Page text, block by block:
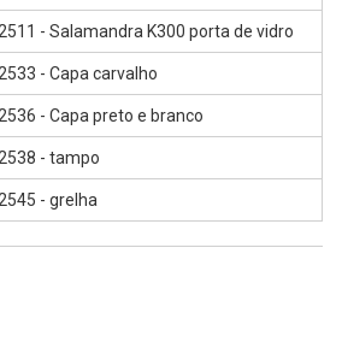
- Salamandra K300 porta de vidro
- Capa carvalho
- Capa preto e branco
- tampo
- grelha